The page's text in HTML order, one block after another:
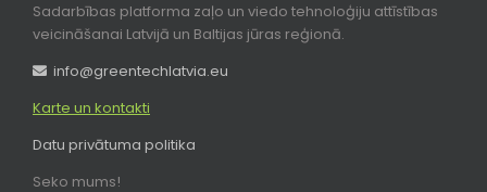
Sadarbības platforma zaļo un viedo tehnoloģiju attīstības
veicināšanai Latvijā un Baltijas jūras reģionā.
info@greentechlatvia.eu
Karte un kontakti
Datu privātuma politika
Seko mums!